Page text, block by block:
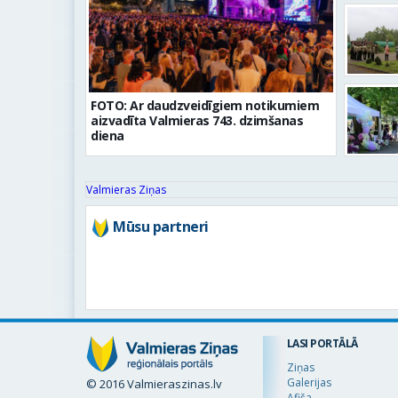
FOTO: Ar daudzveidīgiem notikumiem
aizvadīta Valmieras 743. dzimšanas
diena
Valmieras Ziņas
Mūsu partneri
© 2016 Valmieraszinas.lv
LASI PORTĀLĀ
Ziņas
Galerijas